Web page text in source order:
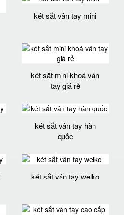
két sắt vân tay mini
két sắt mini khoá vân
tay giá rẻ
két sắt vân tay hàn
quốc
két sắt vân tay welko